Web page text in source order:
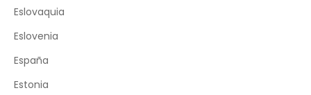
Eslovaquia
Eslovenia
España
Estonia